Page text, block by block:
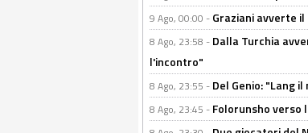
9 Ago, 00:00 - Graziani avverte il
8 Ago, 23:58 - Dalla Turchia
l'incontro"
8 Ago, 23:55 - Del Genio: "Lang
8 Ago, 23:45 - Folorunsho verso